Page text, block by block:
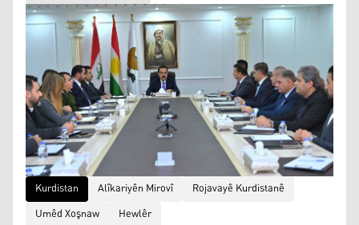
Kurdistan Alîkariyên Mirovî
Rojavayê Kurdistanê
Umêd Xoşnaw
Hewlêr